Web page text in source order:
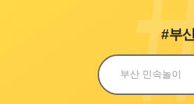
#부
검색